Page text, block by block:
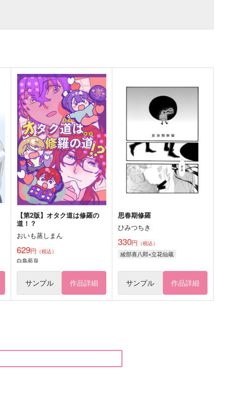
【第2版】オタク道は修羅の
道！？
おいも蒸しまん
629円 （税込）
白鳥藍良
サンプル 作品詳細
思春期修羅
ひみつちき
330円 （税込）
綾部喜八郎×立花仙蔵
サンプル 作品詳細